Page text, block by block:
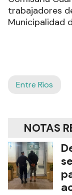
trabajadores
Municipalidad
Entre Ríos
NOTAS